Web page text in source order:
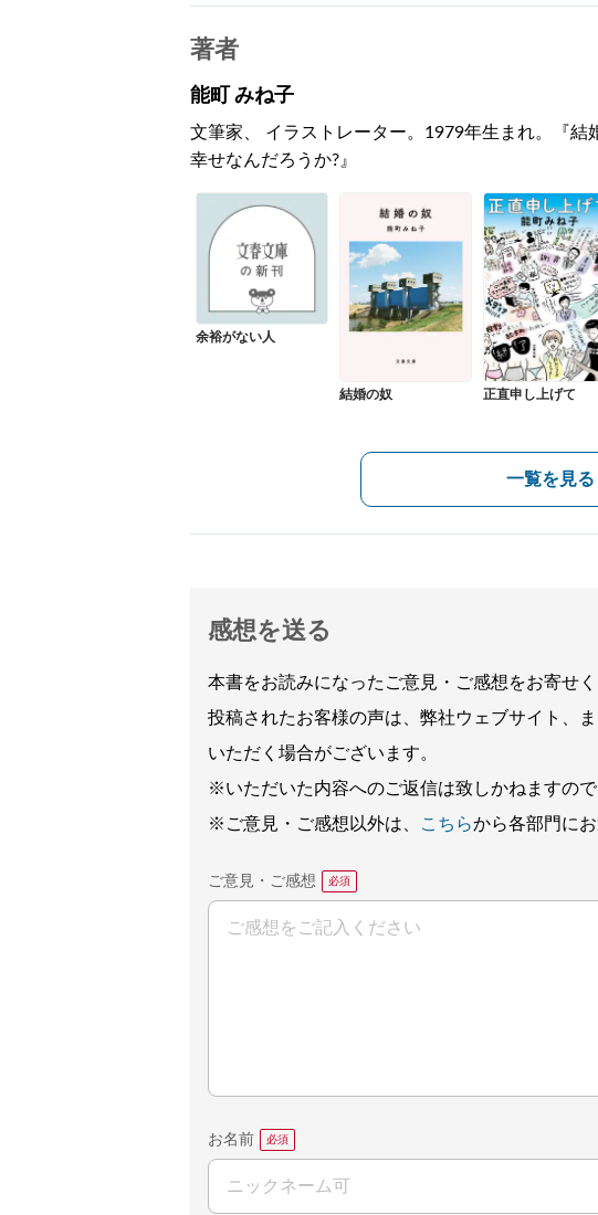
著者
能町 みね子
文筆家、 イラストレーター。1979年生まれ。『結
幸せなんだろうか?』
余裕がない人
結婚の奴 正直申し上げて
一覧を見る
感想を送る
本書をお読みになったご意見・ご感想をお寄せく
投稿されたお客様の声は、弊社ウェブサイト、
いただく場合がございます。
※いただいた内容へのご返信は致しかねますので
※ご意見・ご感想以外は、
こちらから各部門にお
ご意見・ご感想
お名前